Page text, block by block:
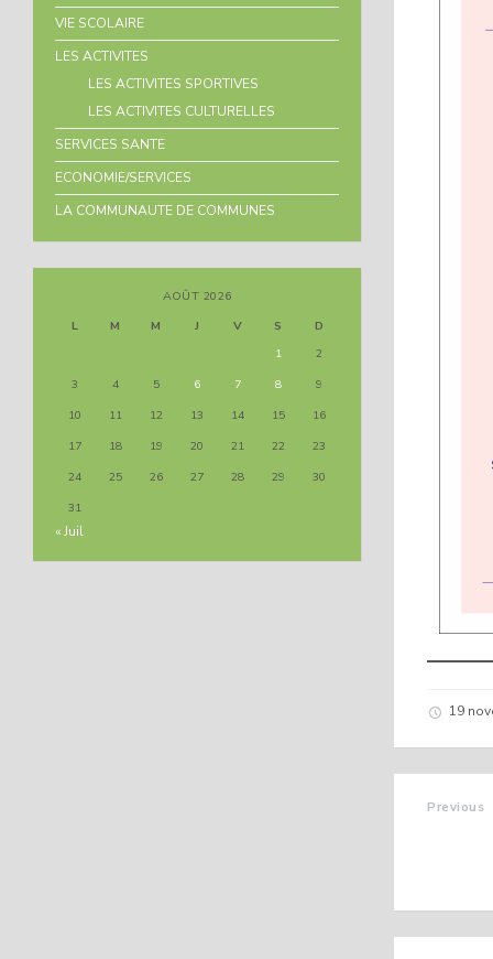
19
Previous
VIE SCOLAIRE
LES ACTIVITES
LES ACTIVITES SPORTIVES
LES ACTIVITES CULTURELLES
SERVICES SANTE
ECONOMIE/SERVICES
LA COMMUNAUTE DE COMMUNES
AOÛT 2026
L
M M J V S
D
1
2
3
4 5 6 7 8
9
10
11 12 13 14 15
16
17
18 19 20 21 22
23
24
25 26 27 28 29
30
31
« Juil